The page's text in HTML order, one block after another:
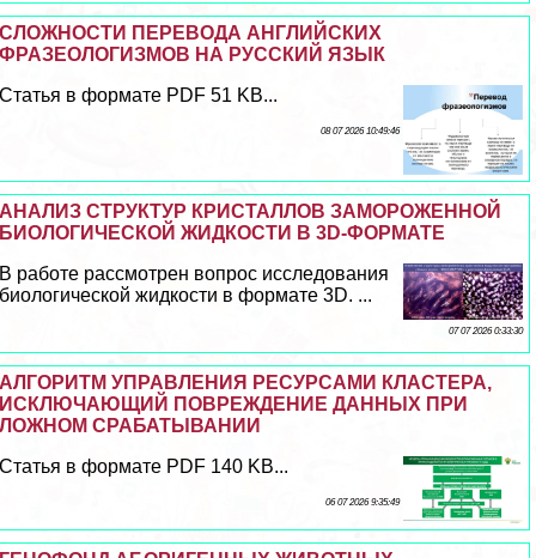
СЛОЖНОСТИ ПЕРЕВОДА АНГЛИЙСКИХ
ФРАЗЕОЛОГИЗМОВ НА РУССКИЙ ЯЗЫК
Статья в формате PDF 51 KB...
08 07 2026 10:49:46
АНАЛИЗ СТРУКТУР КРИСТАЛЛОВ ЗАМОРОЖЕННОЙ
БИОЛОГИЧЕСКОЙ ЖИДКОСТИ В 3D-ФОРМАТЕ
В работе рассмотрен вопрос исследования
биологической жидкости в формате 3D. ...
07 07 2026 0:33:30
АЛГОРИТМ УПРАВЛЕНИЯ РЕСУРСАМИ КЛАСТЕРА,
ИСКЛЮЧАЮЩИЙ ПОВРЕЖДЕНИЕ ДАННЫХ ПРИ
ЛОЖНОМ СРАБАТЫВАНИИ
Статья в формате PDF 140 KB...
06 07 2026 9:35:49